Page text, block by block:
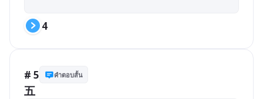
4
# 5 คำตอบสั้น
五